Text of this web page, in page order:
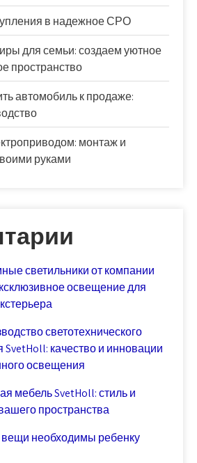
в надежное СРО
для семьи: создаем уютное
пространство
автомобиль к продаже:
монтаж и
руками
светильники от компании
освещение для
светотехнического
качество и инновации
освещения
мебель SvetHoll: стиль и
пространства
вещи необходимы ребенку